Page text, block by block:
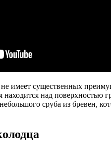
имеет существенных
находится над поверхностью
сруба из бревен,